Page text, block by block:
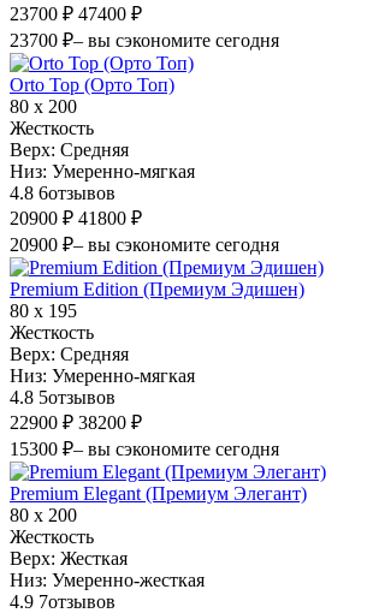
23700 ₽ 47400 ₽
23700 ₽– вы сэкономите сегодня
Orto Top (Орто Топ)
80 х 200
Жесткость
Верх: Средняя
Низ: Умеренно-мягкая
4.8 6отзывов
20900 ₽ 41800 ₽
20900 ₽– вы сэкономите сегодня
Premium Edition (Премиум Эдишен)
80 х 195
Жесткость
Верх: Средняя
Низ: Умеренно-мягкая
4.8 5отзывов
22900 ₽ 38200 ₽
15300 ₽– вы сэкономите сегодня
Premium Elegant (Премиум Элегант)
80 х 200
Жесткость
Верх: Жесткая
Низ: Умеренно-жесткая
4.9 7отзывов